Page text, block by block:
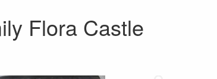
Flora Castle